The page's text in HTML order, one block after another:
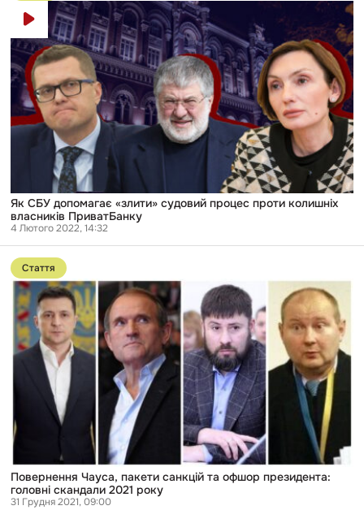
СБУ
допомагає
«злити»
судовий
процес
проти
колишніх
власників
ПриватБанку
Як СБУ допомагає «злити» судовий процес проти колишніх
власників ПриватБанку
4 Лютого 2022, 14:32
Перейти
до
публікації
Повернення
Чауса,
пакети
санкцій
офшор
президента:
скандали
року
Стаття
Повернення Чауса, пакети санкцій та офшор президента:
головні скандали 2021 року
31 Грудня 2021, 09:00